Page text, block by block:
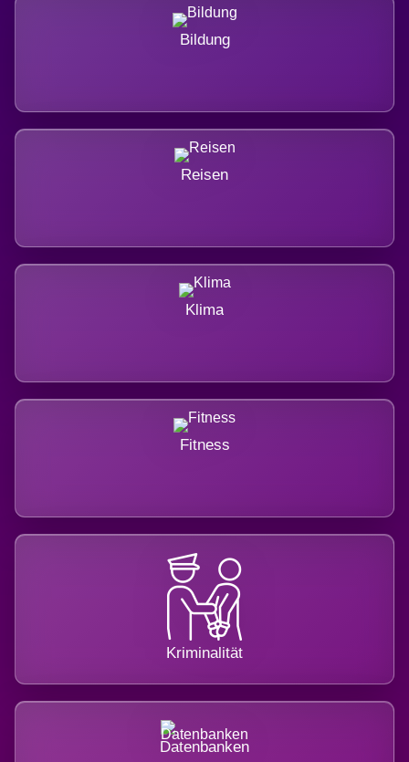
Bildung
Reisen
Klima
Fitness
Kriminalität
Datenbanken